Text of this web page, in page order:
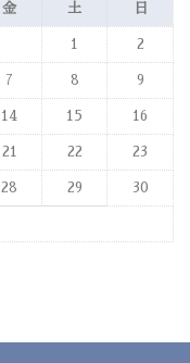
金 土 日
1 2
7 8 9
14 15 16
21 22 23
28 29 30